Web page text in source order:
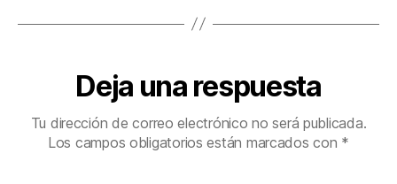
Deja una respuesta
Tu dirección de correo electrónico no será publicada.
Los campos obligatorios están marcados con *